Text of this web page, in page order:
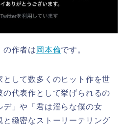
の作者は 岡本倫です。
として数多くのヒット作を世
代表作として挙げられるの
デ」や「君は淫らな僕の女
緻密なストーリーテリング